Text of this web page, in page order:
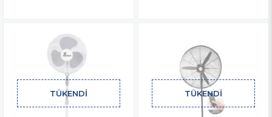
TÜKENDI TÜKENDI